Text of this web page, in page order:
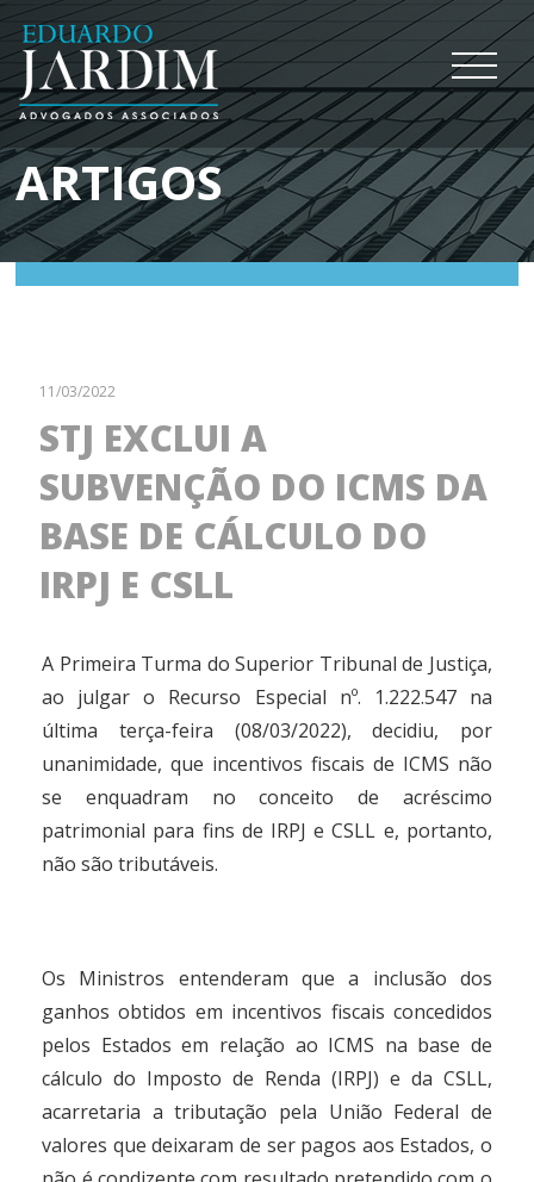
ARTIGOS
11/03/2022
STJ EXCLUI A
SUBVENÇÃO DO ICMS DA
BASE DE CÁLCULO DO
IRPJ E CSLL
A Primeira Turma do Superior Tribunal de Justiça,
ao julgar o Recurso Especial nº. 1.222.547 na
última terça-feira (08/03/2022), decidiu, por
unanimidade, que incentivos fiscais de ICMS não
se enquadram no conceito de acréscimo
patrimonial para fins de IRPJ e CSLL e, portanto,
não são tributáveis.
Os Ministros entenderam que a inclusão dos
ganhos obtidos em incentivos fiscais concedidos
pelos Estados em relação ao ICMS na base de
cálculo do Imposto de Renda (IRPJ) e da CSLL,
acarretaria a tributação pela União Federal de
valores que deixaram de ser pagos aos Estados, o